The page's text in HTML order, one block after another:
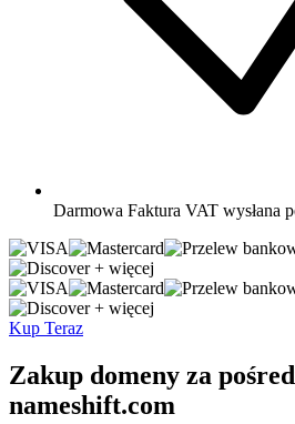
Darmowa Faktura VAT wysłana
+ więcej
+ więcej
Kup Teraz
Zakup domeny za
nameshift.com